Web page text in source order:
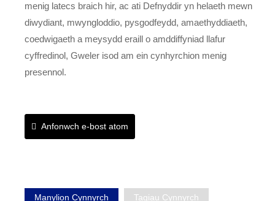
menig latecs braich hir, ac ati Defnyddir yn helaeth mewn
diwydiant, mwyngloddio, pysgodfeydd, amaethyddiaeth,
coedwigaeth a meysydd eraill o amddiffyniad llafur
cyffredinol, Gweler isod am ein cynhyrchion menig
presennol.
Anfonwch e-bost atom
Manylion Cynnyrch Tagiau Cynnyrch